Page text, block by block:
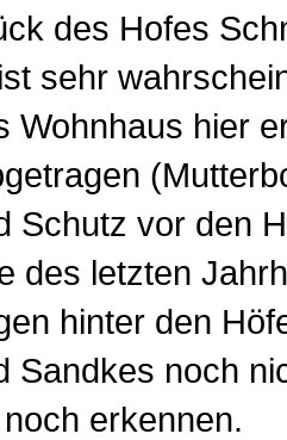
des Hofes
sehr
Wohnhaus hier
Schutz vor den
des letzten
hinter den
Sandkes noch
erkennen.